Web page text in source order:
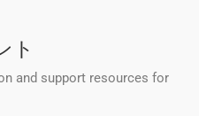
ト
and support resources for